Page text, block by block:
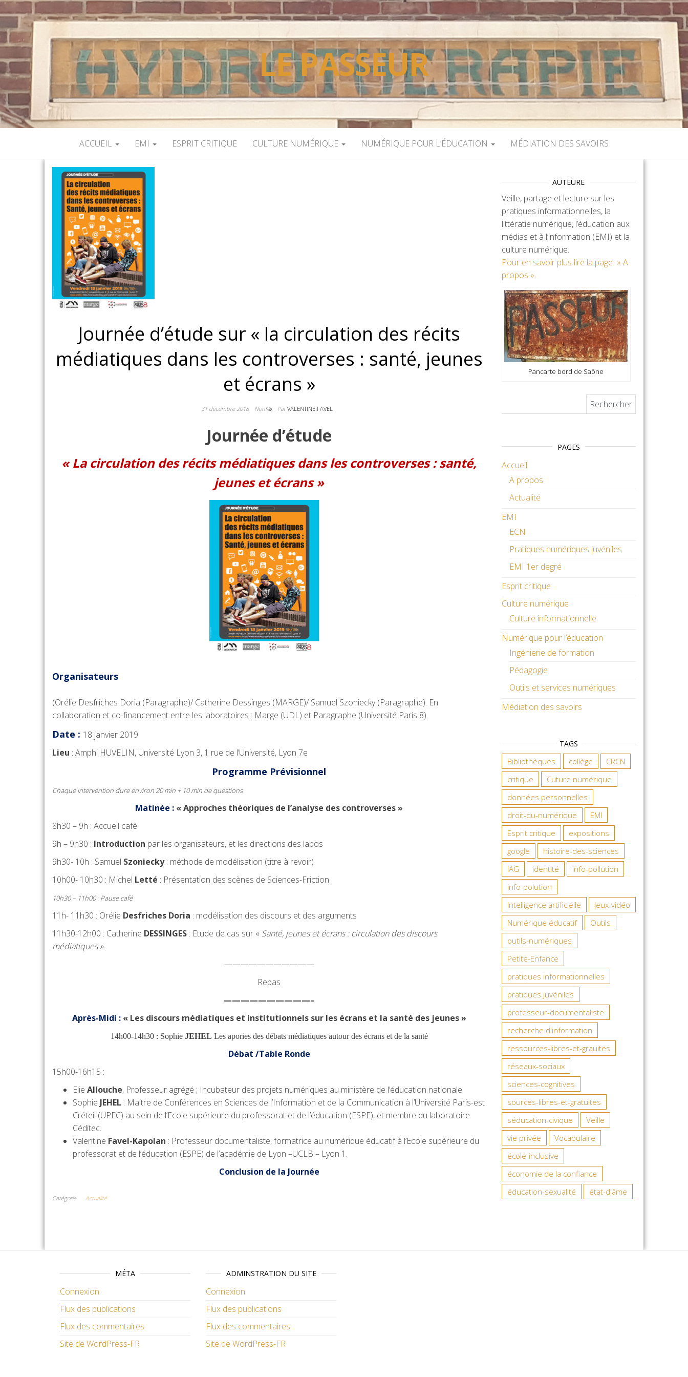
LE PASSEUR
ACCUEIL EMI ESPRIT CRITIQUE CULTURE NUMÉRIQUE NUMÉRIQUE POUR L’ÉDUCATION MÉDIATION DES SAVOIRS
Journée d’étude sur « la circulation des récits
médiatiques dans les controverses : santé, jeunes
et écrans »
31 décembre 2018 Non ParVALENTINE.FAVEL
Journée d’étude
« La circulation des récits médiatiques dans les controverses : santé,
jeunes et écrans »
Organisateurs
(Orélie Desfriches Doria (Paragraphe)/ Catherine Dessinges (MARGE)/ Samuel Szoniecky (Paragraphe). En
collaboration et co-financement entre les laboratoires : Marge (UDL) et Paragraphe (Université Paris 8).
Date : 18 janvier 2019
Lieu : Amphi HUVELIN, Université Lyon 3, 1 rue de l’Université, Lyon 7e
Programme Prévisionnel
Chaque intervention dure environ 20 min + 10 min de questions
Matinée : « Approches théoriques de l’analyse des controverses »
8h30 – 9h : Accueil café
9h – 9h30 : Introduction par les organisateurs, et les directions des labos
9h30- 10h : Samuel Szoniecky: méthode de modélisation (titre à revoir)
10h00- 10h30 : Michel Letté : Présentation des scènes de Sciences-Friction
10h30 – 11h00 : Pause café
11h- 11h30 : Orélie Desfriches Doria : modélisation des discours et des arguments
11h30-12h00 : Catherine DESSINGES : Etude de cas sur « Santé, jeunes et écrans : circulation des discours
médiatiques »
———————————
Repas
——————————–
Après-Midi : « Les discours médiatiques et institutionnels sur les écrans et la santé des jeunes »
14h00-14h30 : Sophie JEHEL Les apories des débats médiatiques autour des écrans et de la santé
Débat /Table Ronde
15h00-16h15 :
Elie Allouche, Professeur agrégé ; Incubateur des projets numériques au ministère de l’éducation nationale
Sophie JEHEL : Maitre de Conférences en Sciences de l’Information et de la Communication à l’Université Paris-est
Créteil (UPEC) au sein de l’Ecole supérieure du professorat et de l’éducation (ESPE), et membre du laboratoire
Céditec.
Valentine Favel-KapoIan : Professeur documentaliste, formatrice au numérique éducatif à l’Ecole supérieure du
professorat et de l’éducation (ESPE) de l’académie de Lyon –UCLB – Lyon 1.
Conclusion de la Journée
Catégorie Actualité
AUTEURE
Veille, partage et lecture sur les
pratiques informationnelles, la
littératie numérique, l’éducation aux
médias et à l’information (EMI) et la
culture numérique.
Pour en savoir plus lire la page » A
propos ».
Pancarte bord de Saône
PAGES
Accueil
A propos
Actualité
EMI
ECN
Pratiques numériques juvéniles
EMI 1er degré
Esprit critique
Culture numérique
Culture informationnelle
Numérique pour l’éducation
Ingénierie de formation
Pédagogie
Outils et services numériques
Médiation des savoirs
TAGS
Bibliothèques collège
CRCN
critique
Cuture numérique
données personnelles
droit-du-numérique
EMI
Esprit critique
expositions
google
histoire-des-sciences
IAG
identité
info-pollution
info-polution
Intelligence artificielle
jeux-vidéo
Numérique éducatif
Outils
outils-numériques
Petite-Enfance
pratiques informationnelles
pratiques juvéniles
professeur-documentaliste
recherche d'information
ressources-libres-et-grauites
réseaux-sociaux
sciences-cognitives
sources-libres-et-gratuites
séducation-civique
Veille
vie privée
Vocabulaire
école-inclusive
économie de la confiance
éducation-sexualité
état-d'âme
MÉTA
Connexion
Flux des publications
Flux des commentaires
Site de WordPress-FR
ADMINSTRATION DU SITE
Connexion
Flux des publications
Flux des commentaires
Site de WordPress-FR